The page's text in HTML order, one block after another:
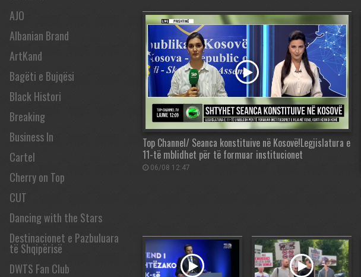
AJO
Albanian Brand
ArtKand
Bagëti e Bujqësi
Black Histori
Breaking
Business In
Cartel
Cherry on Top
CUT
Dancing with the Stars
Destinacionet e Pazbuluara
të Shqipërisë
DWTS Fan Club
Top Channel/ Seanca konstituive në Kosovë!Legjislatura e
11-të mblidhet për të formuar institucionet
06/08 12:47